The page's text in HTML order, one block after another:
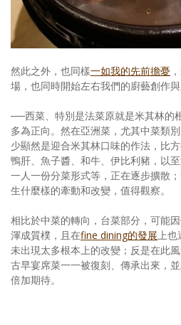
然此之外，也同樣一如我的先前擔憂
場，也同時開始左右我們的廚藝創作與
──西菜、特別是法菜原就是米其林的
多為正向。然在亞洲菜，尤其中菜類
少顯然是迎合米其林口味的作法，比
鴨肝、魚子醬、和牛、伊比利豬，以
一人一份分菜形式等，正在逐步擴散
生什麼樣的牽動和改變，值得觀察。
相比於中菜的轉向，台菜部分，可能
渾成質樸，且在fine dining的發展 上
未出現太多根本上的改變；反是在此
古早宴席菜一一被復刻、傳承出來，
倍加期待。